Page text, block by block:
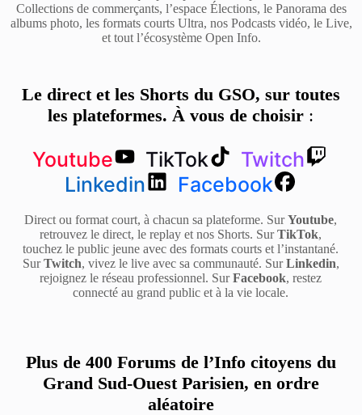
Collections de commerçants, l’espace Élections, le Panorama des
albums photo, les formats courts Ultra, nos Podcasts vidéo, le Live,
et tout l’écosystème Open Info.
Le direct et les Shorts du GSO, sur toutes
les plateformes. À vous de choisir :
Youtube TikTok
Twitch
Linkedin
Facebook
Direct ou format court, à chacun sa plateforme. SurYoutube,
retrouvez le direct, le replay et nos Shorts. SurTikTok,
touchez le public jeune avec des formats courts et l’instantané.
SurTwitch, vivez le live avec sa communauté. SurLinkedin,
rejoignez le réseau professionnel. SurFacebook, restez
connecté au grand public et à la vie locale.
Plus de 400 Forums de l’Info citoyens du
Grand Sud-Ouest Parisien, en ordre
aléatoire